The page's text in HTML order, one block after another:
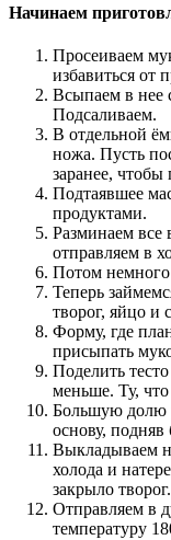
Начинаем
Просеиваем
избавиться от
Всыпаем в нее
Подсаливаем.
В отдельной
ножа. Пусть
заранее,
Подтаявшее
продуктами.
Разминаем все
отправляем в
Потом немного
Теперь
творог, яйцо и
Форму, где
присыпать
Поделить
меньше. Ту,
Большую долю
основу,
Выкладываем
холода и
закрыло творог.
Отправляем в
температуру